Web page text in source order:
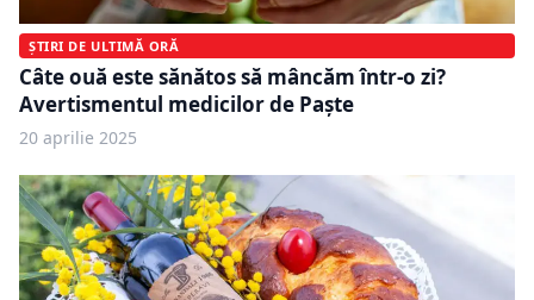
ȘTIRI DE ULTIMĂ ORĂ
Câte ouă este sănătos să mâncăm într-o zi?
Avertismentul medicilor de Paște
20 aprilie 2025